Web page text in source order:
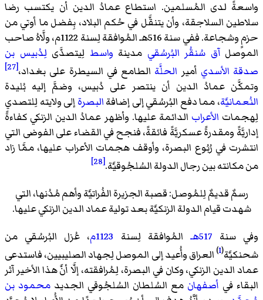
واسعةً لدى المُسلمين. استطاع عمادُ الدين أن يكتسب رضا
سلاطين السلاجقة، وأن يتنقَّل في حُكم البلاد، بِفضل ما أوتي من
حزمٍ وشجاعة. ففي سنة 516هـ المُوافقة لِسنة 1122م، ولَّاهُ صاحب
الموصلآق سُنقُر البُرسُقي مدينة واسط لِيتصدَّى لِدُبيس بن
صدقة الأسدي أمير الحلَّة الطامع في السيطرة على بغداد،[27]
وتمكَّن عمادُ الدين أن ينتصر على دُبيس، وضمَّ إليه بُليدة
النُعمانيَّة، مما دفع البُرسُقي إلى إضافةالبصرةإلى ولايته لِلتصدي
لِهجمات الأعراب الدائمة عليها. وأظهر عمادُ الدين الزنكي كفاءةً
إداريَّةً ومقدرةً عسكريَّةً فائقةً، فنجح في القضاء على الفوضى التي
انتشرت في رُبُوع البصرة، وأوقف هجمات الأعراب عليها، ممَّا زاد
من مكانته بين رجال الدولة السُلجُوقيَّة.[28]
رسمٌ قديمٌ لِلمُوصل: قصبة الجزيرة الفُراتيَّة وأهم مُدُنها، التي
شهدت قيام الدولة الزنكيَّة بعد تولية عماد الدين الزنكي عليها.
وفي سنة 517هـ المُوافقة لِسنة 1123م ، عُزل البُرسُقي من
شحنكيَّة(
1
) العراق وأُعيد إلى الموصل لِجهاد الصليبيين، فاستدعى
عماد الدين الزنكي، وكان في البصرة، لِمُرافقته، إلَّا أنَّ هذا الأخير آثر
البقاء في أصفهان مع السُلطان السُلجُوقي الجديد محمود بن